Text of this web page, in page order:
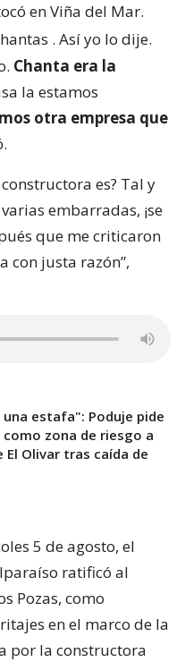
en Viña del Mar.
. Así yo lo dije.
Chanta era la
la estamos
otra empresa que
es? Tal y
embarradas, ¡se
que me criticaron
con justa razón”,
una estafa": Poduje pide
como zona de riesgo a
El Olivar tras caída de
5 de agosto, el
ratificó al
Pozas, como
en el marco de la
por la constructora